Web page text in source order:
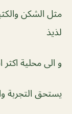
مثل الشكن
لذيذ
و الى محلية
يستحق التجربة